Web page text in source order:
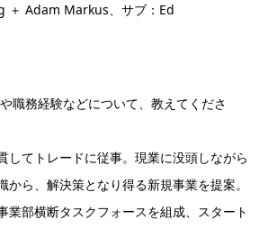
＋ Adam Markus、サブ：Ed
職務経験などについて、教えてくださ
してトレードに従事。現業に没頭しながら
から、解決策となり得る新規事業を提案。
業部横断タスクフォースを組成、スタート